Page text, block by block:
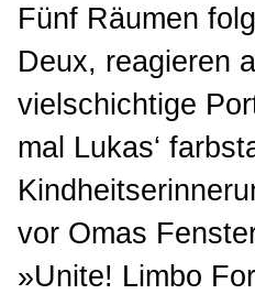
Fünf Räumen
Deux, reagieren
vielschichtige
mal Lukas‘
vor Omas
»Unite! Limbo